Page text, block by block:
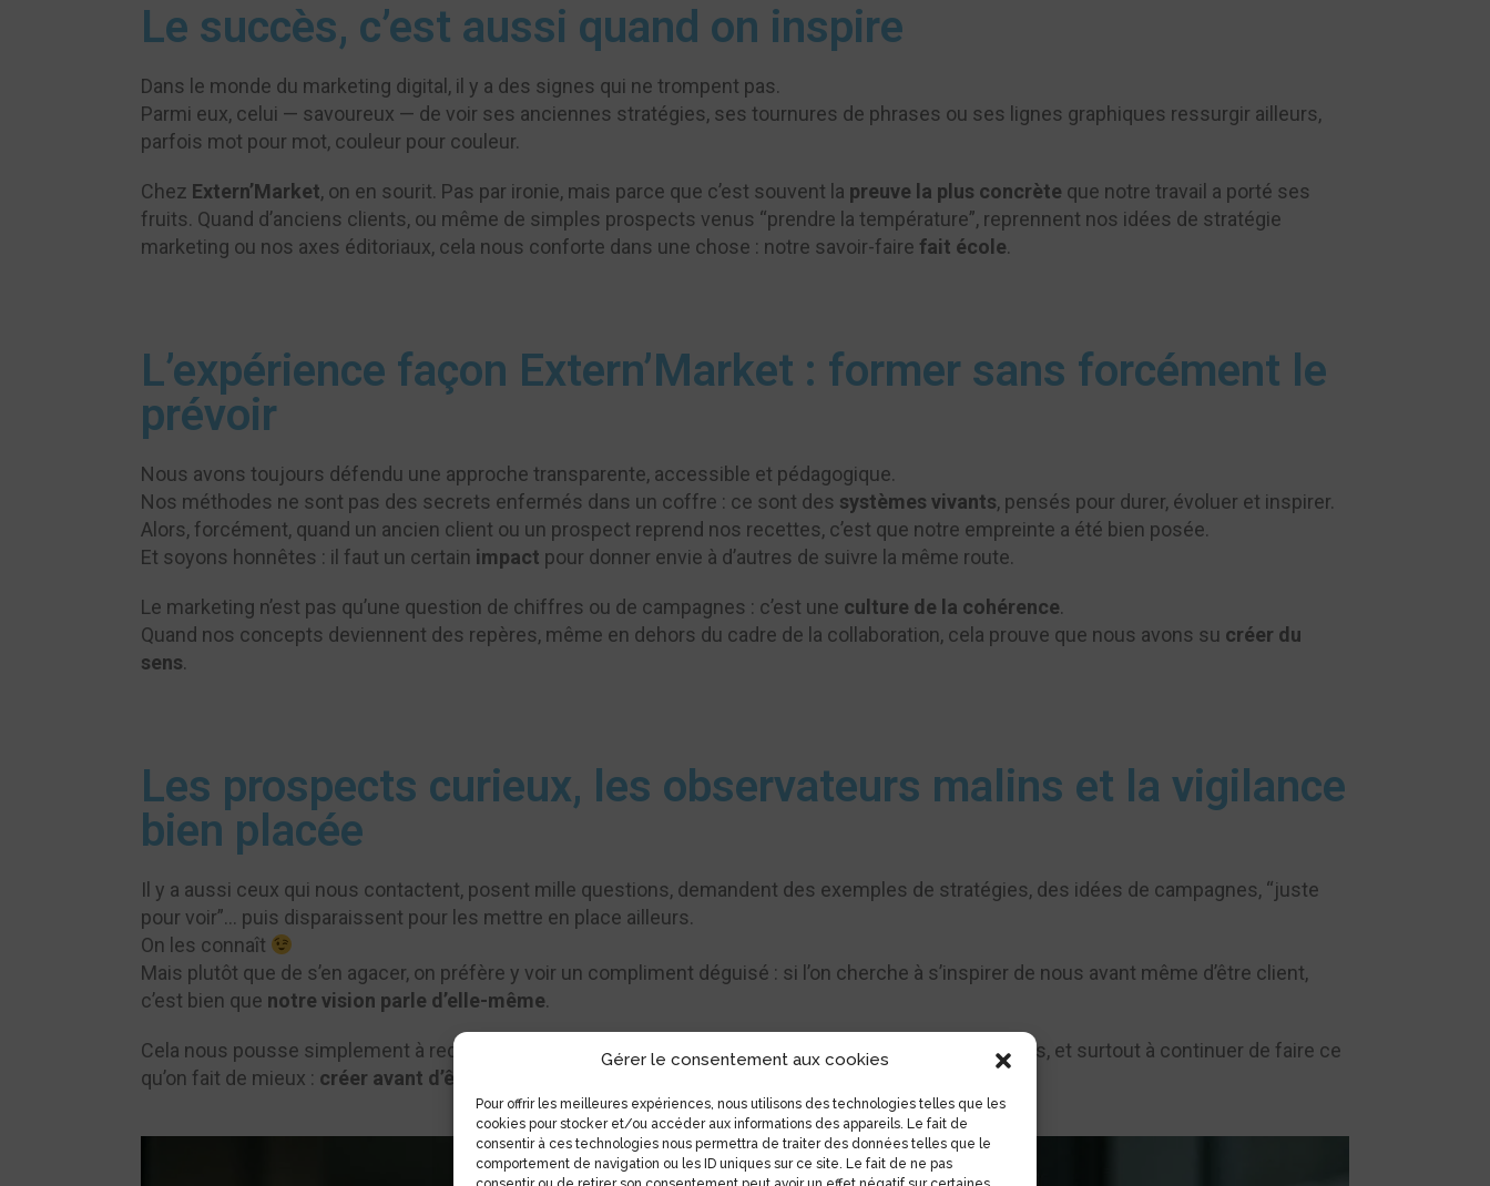
Gérer le consentement aux cookies
Pour offrir les meilleures expériences, nous utilisons des technologies telles que les
cookies pour stocker et/ou accéder aux informations des appareils. Le fait de
consentir à ces technologies nous permettra de traiter des données telles que le
comportement de navigation ou les ID uniques sur ce site. Le fait de ne pas
Le succès, c’est aussi quand on inspire
Dans le monde du marketing digital, il y a des signes qui ne trompent pas.
Parmi eux, celui — savoureux — de voir ses anciennes stratégies, ses tournures de phrases ou ses lignes graphiques ressurgir ailleurs,
parfois mot pour mot, couleur pour couleur.
Chez Extern’Market, on en sourit. Pas par ironie, mais parce que c’est souvent la preuve la plus concrète que notre travail a porté ses
fruits. Quand d’anciens clients, ou même de simples prospects venus “prendre la température”, reprennent nos idées de stratégie
marketing ou nos axes éditoriaux, cela nous conforte dans une chose : notre savoir-faire fait école.
L’expérience façon Extern’Market : former sans forcément le
prévoir
Nous avons toujours défendu une approche transparente, accessible et pédagogique.
Nos méthodes ne sont pas des secrets enfermés dans un coffre : ce sont des systèmes vivants, pensés pour durer, évoluer et inspirer.
Alors, forcément, quand un ancien client ou un prospect reprend nos recettes, c’est que notre empreinte a été bien posée.
Et soyons honnêtes : il faut un certain impact pour donner envie à d’autres de suivre la même route.
Le marketing n’est pas qu’une question de chiffres ou de campagnes : c’est une culture de la cohérence.
Quand nos concepts deviennent des repères, même en dehors du cadre de la collaboration, cela prouve que nous avons su créer du
sens.
Les prospects curieux, les observateurs malins et la vigilance
bien placée
Il y a aussi ceux qui nous contactent, posent mille questions, demandent des exemples de stratégies, des idées de campagnes, “juste
pour voir”… puis disparaissent pour les mettre en place ailleurs.
On les connaît
Mais plutôt que de s’en agacer, on préfère y voir un compliment déguisé : si l’on cherche à s’inspirer de nous avant même d’être client,
c’est bien que notre vision parle d’elle-même.
Cela nous pousse simplement à redoubler de vigilance, à affiner nos propositions, à protéger nos idées, et surtout à continuer de faire ce
qu’on fait de mieux : créer avant d’être copiés